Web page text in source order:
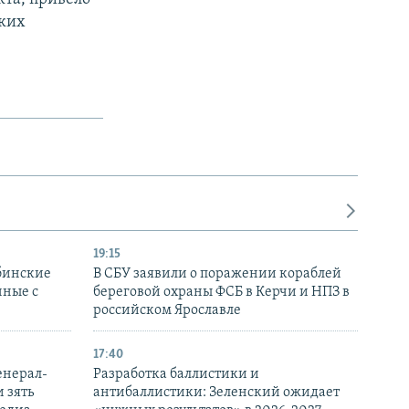
с
19:15
В СБУ заявили о поражении кораблей
береговой охраны ФСБ в Керчи и НПЗ в
российском Ярославле
17:40
Разработка баллистики и
антибаллистики: Зеленский ожидает